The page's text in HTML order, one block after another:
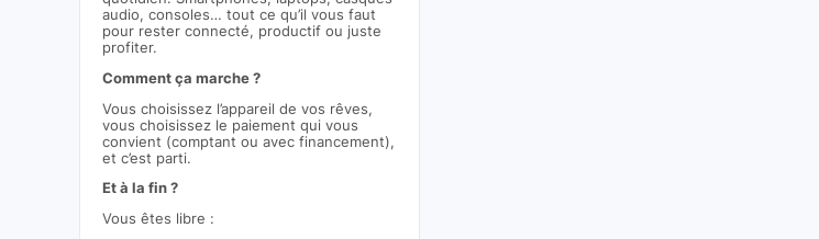
audio, consoles… tout ce qu’il vous faut
pour rester connecté, productif ou juste
profiter.
Comment ça marche ?
Vous choisissez l’appareil de vos rêves,
vous choisissez le paiement qui vous
convient (comptant ou avec financement),
et c’est parti.
Et à la fin ?
Vous êtes libre :